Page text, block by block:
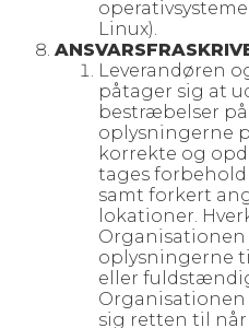
Linux).
Leverandøren
påtager sig at
bestræbelser på
oplysningerne
korrekte og
tages forbehold
samt forkert
lokationer.
Organisationen
oplysningerne
eller
sig retten til